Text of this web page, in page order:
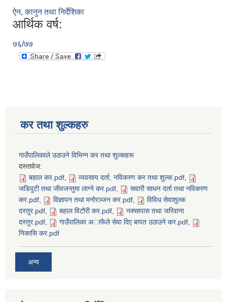
ऐन, कानुन तथा निर्देशिका
आर्थिक वर्ष:
७६/७७
कर तथा शुल्कहरु
गाउँपालिकाले उठाउने विभिन्न कर तथा शुल्कहरू
दस्तावेज:
बहाल कर.pdf, व्यवसाय दर्ता, नविकरण कर तथा शुल्क.pdf,
जडिवुटी तथा जीवजन्तुमा लाग्ने कर.pdf,
सवारी साधन दर्ता तथा नविकरण
कर.pdf, विज्ञापन तथा मनोरञ्जन कर.pdf,
विविध सेवाशुल्क
दस्तुर.pdf, बहाल विटाैरी कर.pdf,
नक्सापास तथा जरिवाना
दस्तुर.pdf, गाउँपालिका अाफैले सेवा दिए बापत उठाउने कर.pdf,
निकासि कर.pdf
अन्य